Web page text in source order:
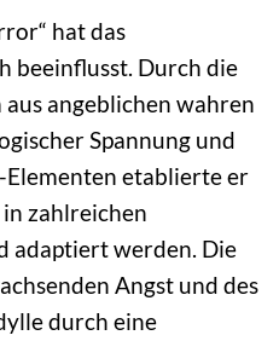
hat das
beeinflusst. Durch die
angeblichen wahren
Spannung und
Elementen etablierte er
zahlreichen
adaptiert werden. Die
Angst und des
durch eine